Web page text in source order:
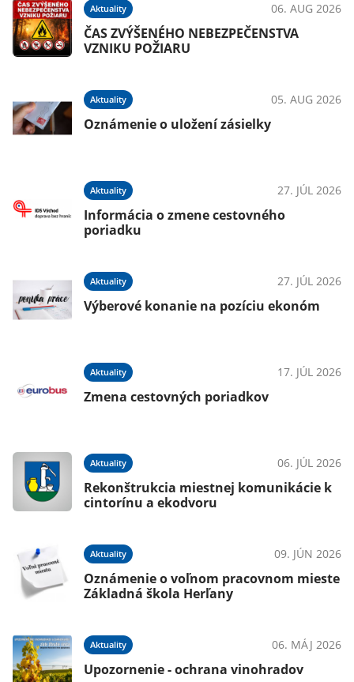
Aktuality 06. AUG 2026
ČAS ZVÝŠENÉHO NEBEZPEČENSTVA
VZNIKU POŽIARU
Aktuality 05. AUG 2026
Oznámenie o uložení zásielky
Aktuality 27. JÚL 2026
Informácia o zmene cestovného
poriadku
Aktuality 27. JÚL 2026
Výberové konanie na pozíciu ekonóm
Aktuality 17. JÚL 2026
Zmena cestovných poriadkov
Aktuality 06. JÚL 2026
Rekonštrukcia miestnej komunikácie k
cintorínu a ekodvoru
Aktuality 09. JÚN 2026
Oznámenie o voľnom pracovnom mieste
Základná škola Herľany
Aktuality 06. MÁJ 2026
Upozornenie - ochrana vinohradov